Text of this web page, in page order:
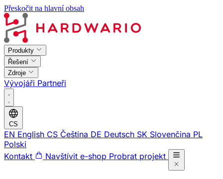
Přeskočit na hlavní obsah
Produkty
Řešení
Zdroje
Vývojáři Partneři
CS
EN English CS Čeština DE Deutsch SK Slovenčina PL
Polski
Kontakt
Navštívit e-shop Probrat projekt